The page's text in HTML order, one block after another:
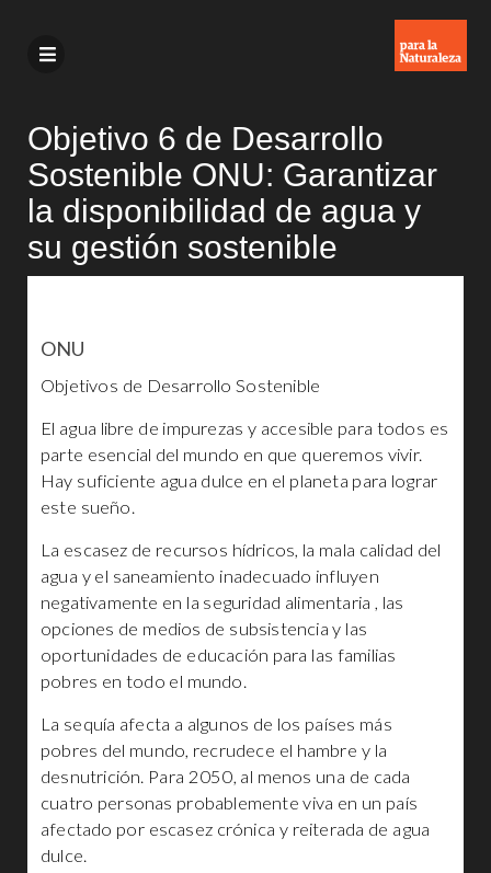
Objetivo 6 de Desarrollo
Sostenible ONU: Garantizar
la disponibilidad de agua y
su gestión sostenible
ONU
Objetivos de Desarrollo Sostenible
El agua libre de impurezas y accesible para todos es
parte esencial del mundo en que queremos vivir.
Hay suficiente agua dulce en el planeta para lograr
este sueño.
La escasez de recursos hídricos, la mala calidad del
agua y el saneamiento inadecuado influyen
negativamente en la seguridad alimentaria , las
opciones de medios de subsistencia y las
oportunidades de educación para las familias
pobres en todo el mundo.
La sequía afecta a algunos de los países más
pobres del mundo, recrudece el hambre y la
desnutrición. Para 2050, al menos una de cada
cuatro personas probablemente viva en un país
afectado por escasez crónica y reiterada de agua
dulce.